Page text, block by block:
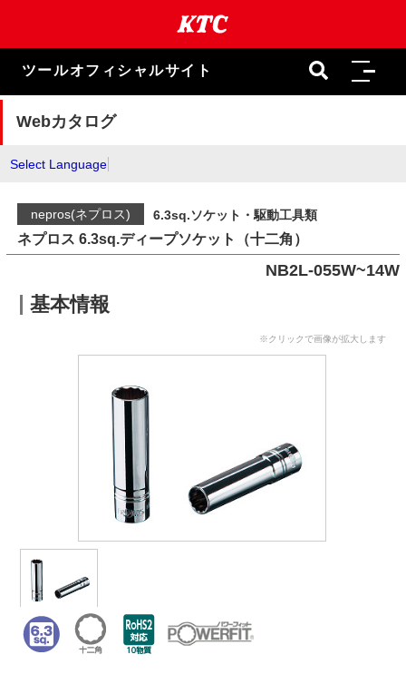
ま
キ
ツールオフィシャルサイト
Webカタログ
Select Language
nepros(ネプロス) 6.3sq.ソケット・駆動工具類
ネプロス 6.3sq.ディープソケット（十二角）
NB2L-055W~14W
基本情報
※クリックで画像が拡大します